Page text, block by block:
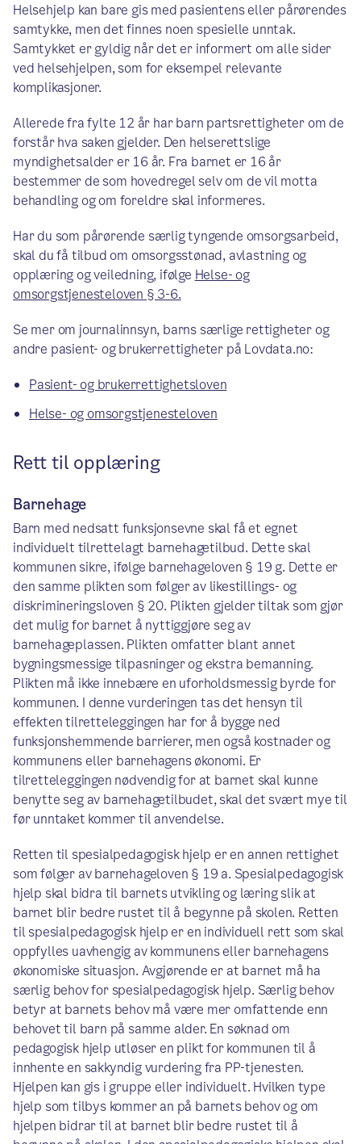
Helsehjelp kan bare gis med pasientens eller pårørendes
samtykke, men det finnes noen spesielle unntak.
Samtykket er gyldig når det er informert om alle sider
ved helsehjelpen, som for eksempel relevante
komplikasjoner.
Allerede fra fylte 12 år har barn partsrettigheter om de
forstår hva saken gjelder. Den helserettslige
myndighetsalder er 16 år. Fra barnet er 16 år
bestemmer de som hovedregel selv om de vil motta
behandling og om foreldre skal informeres.
Har du som pårørende særlig tyngende omsorgsarbeid,
skal du få tilbud om omsorgsstønad, avlastning og
opplæring og veiledning, ifølge Helse- og
omsorgstjenesteloven § 3-6.
Se mer om journalinnsyn, barns særlige rettigheter og
andre pasient- og brukerrettigheter på Lovdata.no:
Pasient- og brukerrettighetsloven
Helse- og omsorgstjenesteloven
Rett til opplæring
Barnehage
Barn med nedsatt funksjonsevne skal få et egnet
individuelt tilrettelagt barnehagetilbud. Dette skal
kommunen sikre, ifølge barnehageloven § 19 g. Dette er
den samme plikten som følger av likestillings- og
diskrimineringsloven § 20. Plikten gjelder tiltak som gjør
det mulig for barnet å nyttiggjøre seg av
barnehageplassen. Plikten omfatter blant annet
bygningsmessige tilpasninger og ekstra bemanning.
Plikten må ikke innebære en uforholdsmessig byrde for
kommunen. I denne vurderingen tas det hensyn til
effekten tilretteleggingen har for å bygge ned
funksjonshemmende barrierer, men også kostnader og
kommunens eller barnehagens økonomi. Er
tilretteleggingen nødvendig for at barnet skal kunne
benytte seg av barnehagetilbudet, skal det svært mye til
før unntaket kommer til anvendelse.
Retten til spesialpedagogisk hjelp er en annen rettighet
som følger av barnehageloven § 19 a. Spesialpedagogisk
hjelp skal bidra til barnets utvikling og læring slik at
barnet blir bedre rustet til å begynne på skolen. Retten
til spesialpedagogisk hjelp er en individuell rett som skal
oppfylles uavhengig av kommunens eller barnehagens
økonomiske situasjon. Avgjørende er at barnet må ha
særlig behov for spesialpedagogisk hjelp. Særlig behov
betyr at barnets behov må være mer omfattende enn
behovet til barn på samme alder. En søknad om
pedagogisk hjelp utløser en plikt for kommunen til å
innhente en sakkyndig vurdering fra PP-tjenesten.
Hjelpen kan gis i gruppe eller individuelt. Hvilken type
hjelp som tilbys kommer an på barnets behov og om
hjelpen bidrar til at barnet blir bedre rustet til å